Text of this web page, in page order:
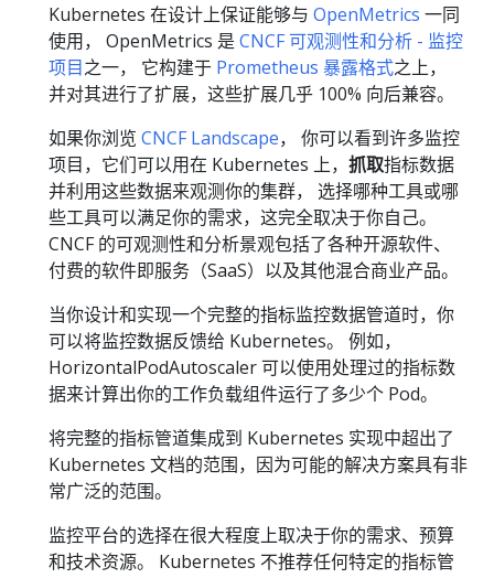
Kubernetes 在设计上保证能够与 OpenMetrics 一同
使用， OpenMetrics 是 CNCF 可观测性和分析 - 监控
项目之一， 它构建于 Prometheus 暴露格式之上，
并对其进行了扩展，这些扩展几乎 100% 向后兼容。
如果你浏览 CNCF Landscape， 你可以看到许多监控
项目，它们可以用在 Kubernetes 上， 抓取指标数据
并利用这些数据来观测你的集群， 选择哪种工具或哪
些工具可以满足你的需求，这完全取决于你自己。
CNCF 的可观测性和分析景观包括了各种开源软件、
付费的软件即服务（SaaS）以及其他混合商业产品。
当你设计和实现一个完整的指标监控数据管道时，你
可以将监控数据反馈给 Kubernetes。 例如，
HorizontalPodAutoscaler 可以使用处理过的指标数
据来计算出你的工作负载组件运行了多少个 Pod。
将完整的指标管道集成到 Kubernetes 实现中超出了
Kubernetes 文档的范围，因为可能的解决方案具有非
常广泛的范围。
监控平台的选择在很大程度上取决于你的需求、预算
和技术资源。 Kubernetes 不推荐任何特定的指标管